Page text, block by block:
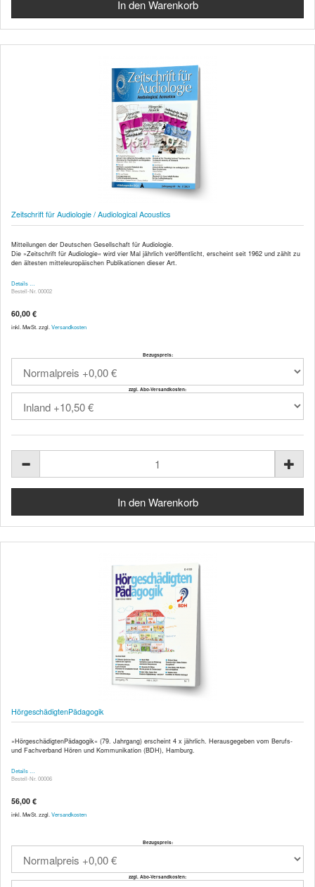
Zeitschrift für Audiologie / Audiological Acoustics
Mitteilungen der Deutschen Gesellschaft für Audiologie.
Die »Zeitschrift für Audiologie« wird vier Mal jährlich veröffentlicht, erscheint seit 1962 und zählt zu
den ältesten mitteleuropäischen Publikationen dieser Art.
Details …
Bestell-Nr. 00002
60,00 €
inkl. MwSt. zzgl. Versandkosten
Bezugspreis:
zzgl. Abo-Versandkosten:
HörgeschädigtenPädagogik
»HörgeschädigtenPädagogik« (79. Jahrgang) erscheint 4 x jährlich. Herausgegeben vom Berufs-
und Fachverband Hören und Kommunikation (BDH), Hamburg.
Details …
Bestell-Nr. 00006
56,00 €
inkl. MwSt. zzgl. Versandkosten
Bezugspreis:
zzgl. Abo-Versandkosten: